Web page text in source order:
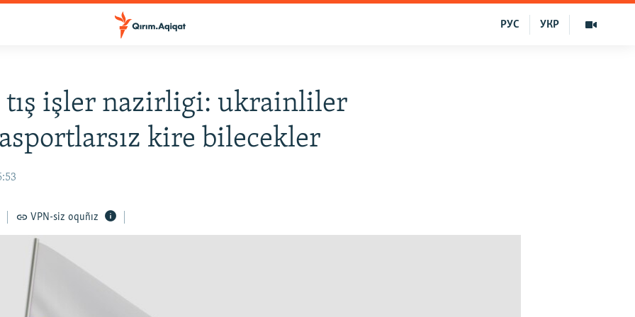
УКР
РУС
tış işler nazirligi: ukrainliler
kire bilecekler
VPN-siz oquñız